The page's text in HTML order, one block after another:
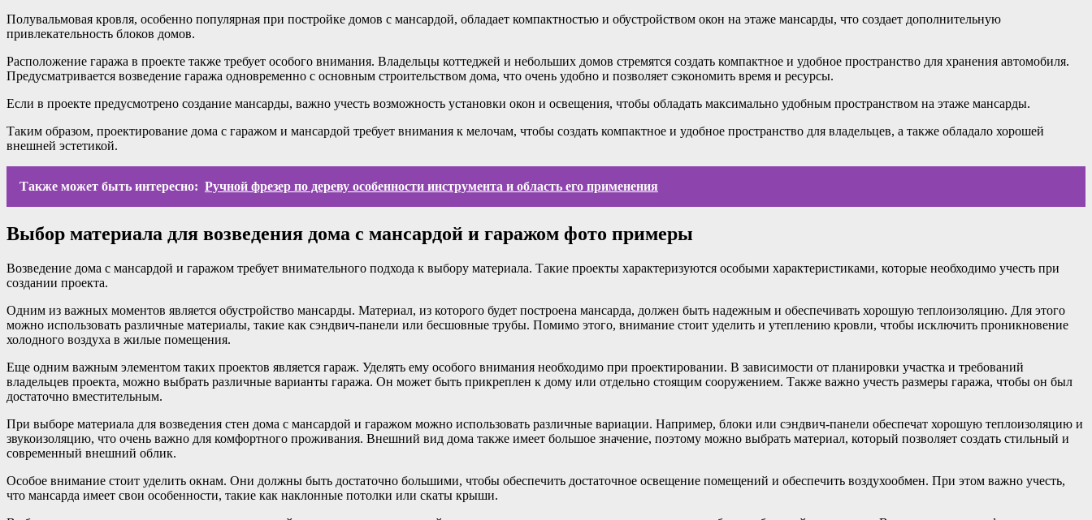
Полувальмовая кровля, особенно популярная при постройке домов с мансардой, обладает компактностью и обустройством окон на этаже мансарды, что создает дополнительную
привлекательность блоков домов.
Расположение гаража в проекте также требует особого внимания. Владельцы коттеджей и небольших домов стремятся создать компактное и удобное пространство для хранения автомобиля.
Предусматривается возведение гаража одновременно с основным строительством дома, что очень удобно и позволяет сэкономить время и ресурсы.
Если в проекте предусмотрено создание мансарды, важно учесть возможность установки окон и освещения, чтобы обладать максимально удобным пространством на этаже мансарды.
Таким образом, проектирование дома с гаражом и мансардой требует внимания к мелочам, чтобы создать компактное и удобное пространство для владельцев, а также обладало хорошей
внешней эстетикой.
Также может быть интересно: Ручной фрезер по дереву особенности инструмента и область его применения
Выбор материала для возведения дома с мансардой и гаражом фото примеры
Возведение дома с мансардой и гаражом требует внимательного подхода к выбору материала. Такие проекты характеризуются особыми характеристиками, которые необходимо учесть при
создании проекта.
Одним из важных моментов является обустройство мансарды. Материал, из которого будет построена мансарда, должен быть надежным и обеспечивать хорошую теплоизоляцию. Для этого
можно использовать различные материалы, такие как сэндвич-панели или бесшовные трубы. Помимо этого, внимание стоит уделить и утеплению кровли, чтобы исключить проникновение
холодного воздуха в жилые помещения.
Еще одним важным элементом таких проектов является гараж. Уделять ему особого внимания необходимо при проектировании. В зависимости от планировки участка и требований
владельцев проекта, можно выбрать различные варианты гаража. Он может быть прикреплен к дому или отдельно стоящим сооружением. Также важно учесть размеры гаража, чтобы он был
достаточно вместительным.
При выборе материала для возведения стен дома с мансардой и гаражом можно использовать различные вариации. Например, блоки или сэндвич-панели обеспечат хорошую теплоизоляцию и
звукоизоляцию, что очень важно для комфортного проживания. Внешний вид дома также имеет большое значение, поэтому можно выбрать материал, который позволяет создать стильный и
современный внешний облик.
Особое внимание стоит уделить окнам. Они должны быть достаточно большими, чтобы обеспечить достаточное освещение помещений и обеспечить воздухообмен. При этом важно учесть,
что мансарда имеет свои особенности, такие как наклонные потолки или скаты крыши.